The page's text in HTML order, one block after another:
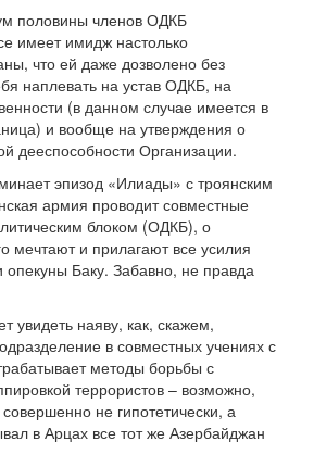
половины членов ОДКБ
имеет имидж настолько
что ей даже дозволено без
наплевать на устав ОДКБ, на
(в данном случае имеется в
и вообще на утверждения о
дееспособности Организации.
эпизод «Илиады» с троянским
армия проводит совместные
блоком (ОДКБ), о
мечтают и прилагают все усилия
опекуны Баку. Забавно, не правда
увидеть наяву, как, скажем,
в совместных учениях с
методы борьбы с
террористов – возможно,
не гипотетически, а
в Арцах все тот же Азербайджан